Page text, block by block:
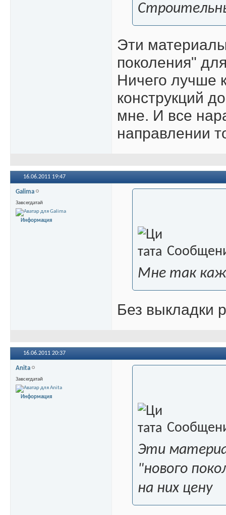
Эти
поколения"
Ничего лучше
конструкций
мне. И все
направлении
16.06.2011 19:47
Galima
Завсегдатай
Информация
Мне так
Без выкладки
16.06.2011 20:37
Anita
Завсегдатай
Информация
Эти
"нового
на них цену